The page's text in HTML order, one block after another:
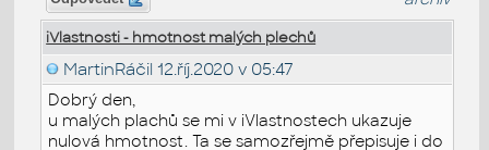
iVlastnosti - hmotnost malých plechů
MartinRáčil 12.říj.2020 v 05:47
Dobrý den,
u malých plachů se mi v iVlastnostech ukazuje
nulová hmotnost. Ta se samozřejmě přepisuje i do